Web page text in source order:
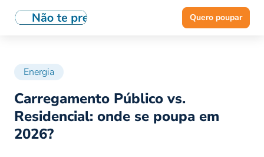
Quero poupar
Energia
Carregamento Público vs.
Residencial: onde se poupa em
2026?